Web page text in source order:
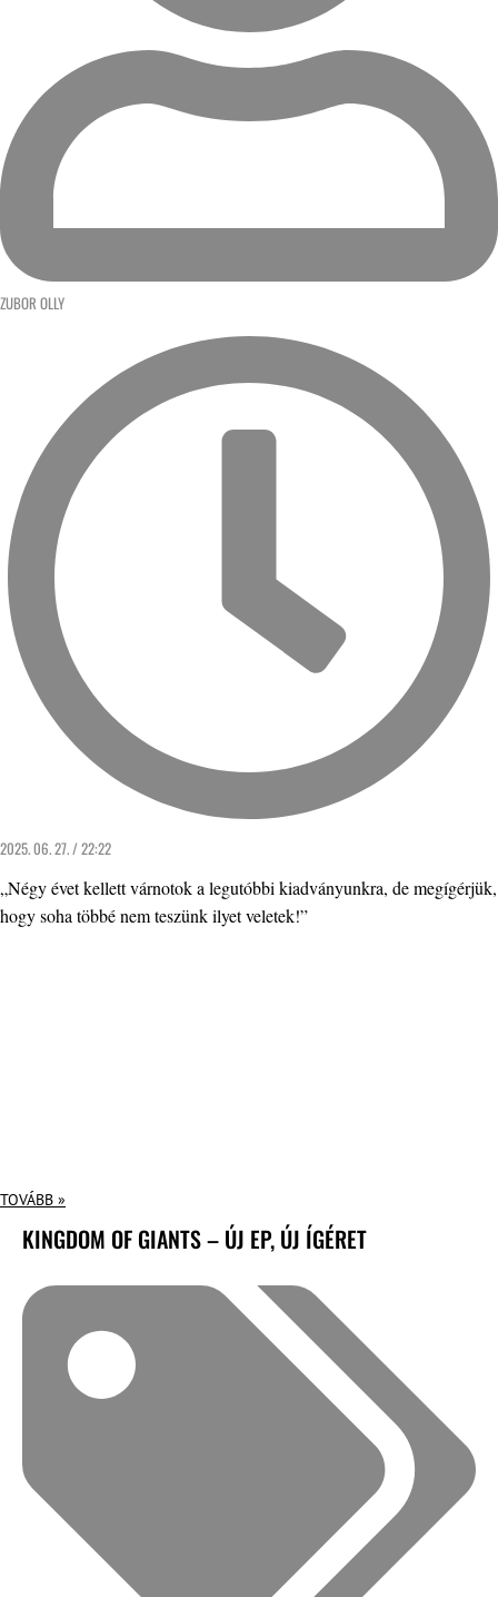
ZUBOR OLLY
2025. 06. 27. / 22:22
„Négy évet kellett várnotok a legutóbbi kiadványunkra, de megígérjük,
hogy soha többé nem teszünk ilyet veletek!”
TOVÁBB »
KINGDOM OF GIANTS – ÚJ EP, ÚJ ÍGÉRET